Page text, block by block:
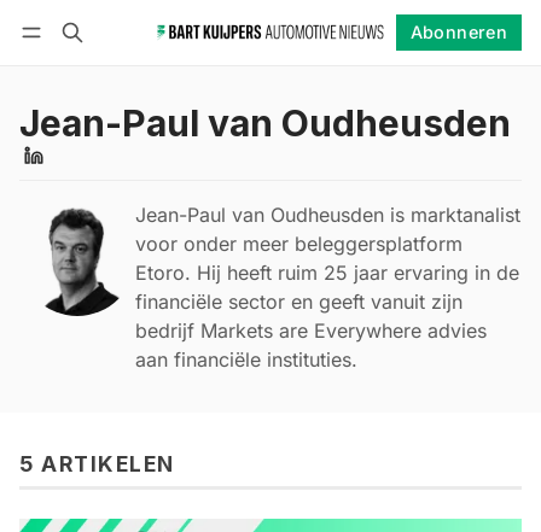
Abonneren
Jean-Paul van Oudheusden
Jean-Paul van Oudheusden is marktanalist
voor onder meer beleggersplatform
Etoro. Hij heeft ruim 25 jaar ervaring in de
financiële sector en geeft vanuit zijn
bedrijf Markets are Everywhere advies
aan financiële instituties.
5 ARTIKELEN